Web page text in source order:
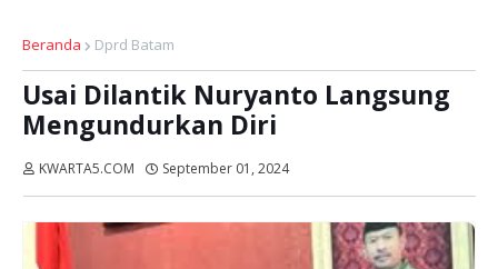
Beranda Dprd Batam
Usai Dilantik Nuryanto Langsung
Mengundurkan Diri
KWARTA5.COM September 01, 2024